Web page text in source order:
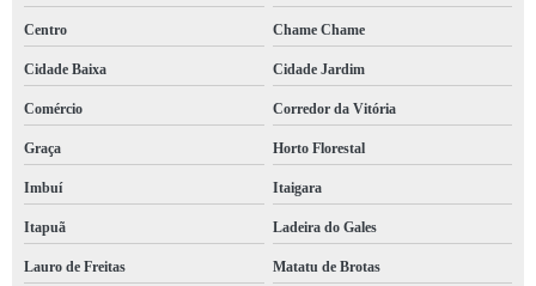
Centro Chame Chame
Cidade Baixa Cidade Jardim
Comércio Corredor da Vitória
Graça Horto Florestal
Imbuí Itaigara
Itapuã Ladeira do Gales
Lauro de Freitas Matatu de Brotas